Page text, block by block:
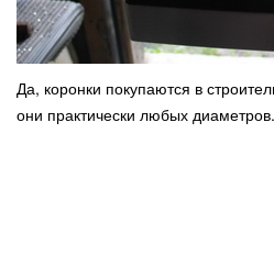
Да, коронки покупаются в
они практически любых диаметров.